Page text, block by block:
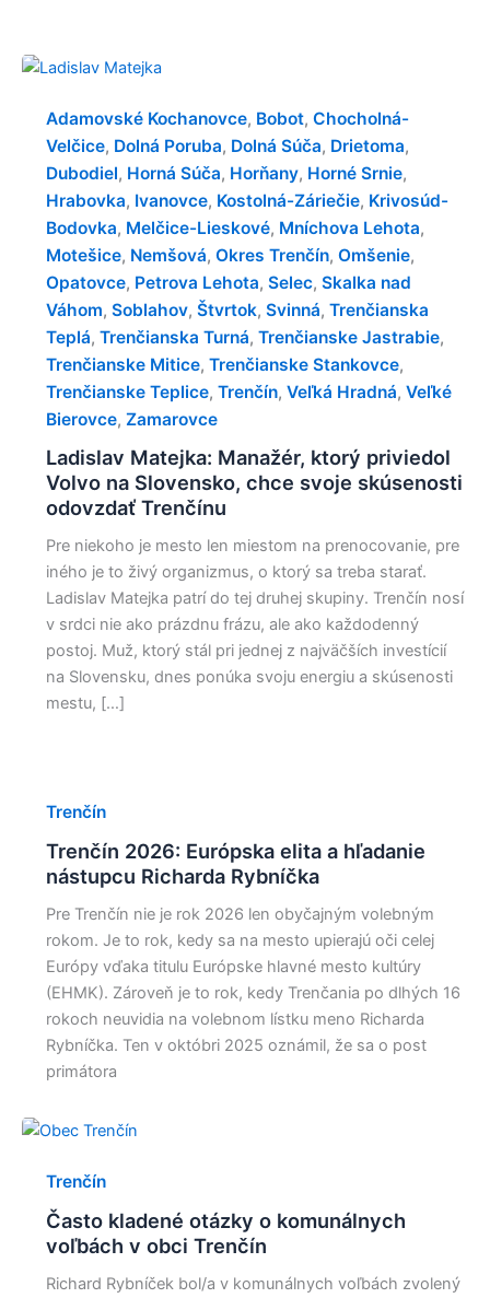
Adamovské Kochanovce, Bobot, Chocholná-
Velčice, Dolná Poruba, Dolná Súča, Drietoma,
Dubodiel, Horná Súča, Horňany, Horné Srnie,
Hrabovka, Ivanovce, Kostolná-Záriečie, Krivosúd-
Bodovka, Melčice-Lieskové, Mníchova Lehota,
Motešice, Nemšová, Okres Trenčín, Omšenie,
Opatovce, Petrova Lehota, Selec, Skalka nad
Váhom, Soblahov, Štvrtok, Svinná, Trenčianska
Teplá, Trenčianska Turná, Trenčianske Jastrabie,
Trenčianske Mitice, Trenčianske Stankovce,
Trenčianske Teplice, Trenčín, Veľká Hradná, Veľké
Bierovce, Zamarovce
Ladislav Matejka: Manažér, ktorý priviedol
Volvo na Slovensko, chce svoje skúsenosti
odovzdať Trenčínu
Pre niekoho je mesto len miestom na prenocovanie, pre
iného je to živý organizmus, o ktorý sa treba starať.
Ladislav Matejka patrí do tej druhej skupiny. Trenčín nosí
v srdci nie ako prázdnu frázu, ale ako každodenný
postoj. Muž, ktorý stál pri jednej z najväčších investícií
na Slovensku, dnes ponúka svoju energiu a skúsenosti
mestu, […]
Trenčín
Trenčín 2026: Európska elita a hľadanie
nástupcu Richarda Rybníčka
Pre Trenčín nie je rok 2026 len obyčajným volebným
rokom. Je to rok, kedy sa na mesto upierajú oči celej
Európy vďaka titulu Európske hlavné mesto kultúry
(EHMK). Zároveň je to rok, kedy Trenčania po dlhých 16
rokoch neuvidia na volebnom lístku meno Richarda
Rybníčka. Ten v októbri 2025 oznámil, že sa o post
primátora
Trenčín
Často kladené otázky o komunálnych
voľbách v obci Trenčín
Richard Rybníček bol/a v komunálnych voľbách zvolený